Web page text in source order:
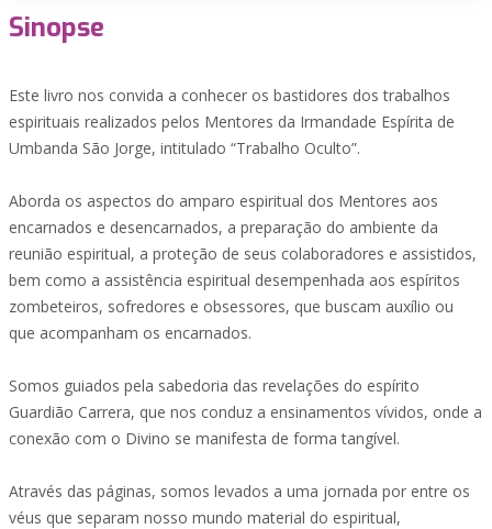
Sinopse
Este livro nos convida a conhecer os bastidores dos trabalhos
espirituais realizados pelos Mentores da Irmandade Espírita de
Umbanda São Jorge, intitulado “Trabalho Oculto”.
Aborda os aspectos do amparo espiritual dos Mentores aos
encarnados e desencarnados, a preparação do ambiente da
reunião espiritual, a proteção de seus colaboradores e assistidos,
bem como a assistência espiritual desempenhada aos espíritos
zombeteiros, sofredores e obsessores, que buscam auxílio ou
que acompanham os encarnados.
Somos guiados pela sabedoria das revelações do espírito
Guardião Carrera, que nos conduz a ensinamentos vívidos, onde a
conexão com o Divino se manifesta de forma tangível.
Através das páginas, somos levados a uma jornada por entre os
véus que separam nosso mundo material do espiritual,